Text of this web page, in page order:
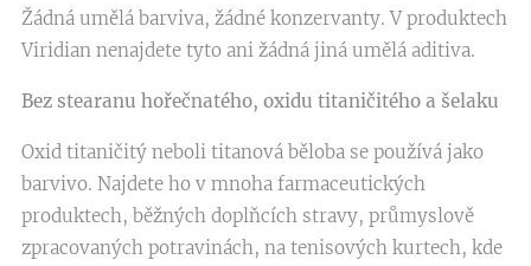
Žádná umělá barviva, žádné konzervanty. V produktech
Viridian nenajdete tyto ani žádná jiná umělá aditiva.
Bez stearanu hořečnatého, oxidu titaničitého a šelaku
Oxid titaničitý neboli titanová běloba se používá jako
barvivo. Najdete ho v mnoha farmaceutických
produktech, běžných doplňcích stravy, průmyslově
zpracovaných potravinách, na tenisových kurtech, kde